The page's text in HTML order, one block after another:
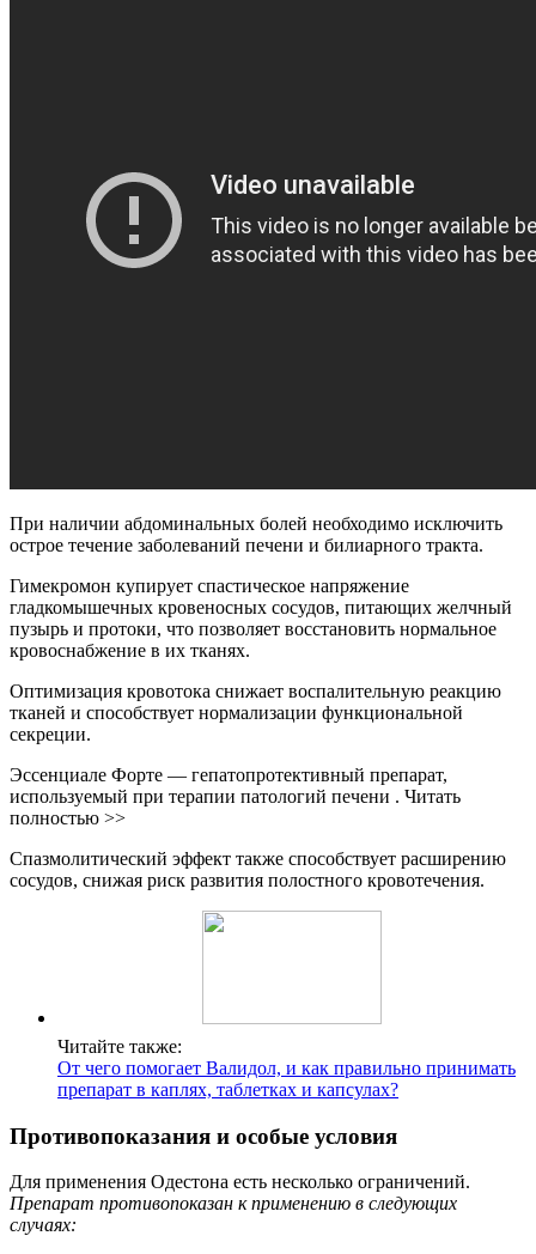
При наличии абдоминальных болей необходимо исключить
острое течение заболеваний печени и билиарного тракта.
Гимекромон купирует спастическое напряжение
гладкомышечных кровеносных сосудов, питающих желчный
пузырь и протоки, что позволяет восстановить нормальное
кровоснабжение в их тканях.
Оптимизация кровотока снижает воспалительную реакцию
тканей и способствует нормализации функциональной
секреции.
Эссенциале Форте — гепатопротективный препарат,
используемый при терапии патологий печени . Читать
полностью >>
Спазмолитический эффект также способствует расширению
сосудов, снижая риск развития полостного кровотечения.
Читайте также:
От чего помогает Валидол, и как правильно принимать
препарат в каплях, таблетках и капсулах?
Противопоказания и особые условия
Для применения Одестона есть несколько ограничений.
Препарат противопоказан к применению в следующих
случаях: